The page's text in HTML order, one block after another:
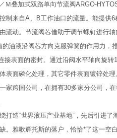
Ｍ叠加式双路单向节流阀ARGO-
制来自A、B工作油口的流量。能提
流动。节流阀芯借助于调节螺钉进行
油液沿阀芯方向克服弹簧的作用力
接表面的密封。通过沿阀水平轴向旋
表面磷化处理，其它零件表面镀锌处理
家跨国公司，在拥有30多家分公司，
打造“世界液压产业基地”，先后引进
。雅歌辉托斯的落户，恰恰*了这一空